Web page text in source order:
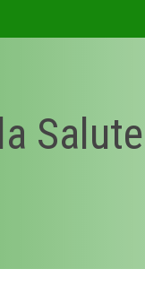
Salute